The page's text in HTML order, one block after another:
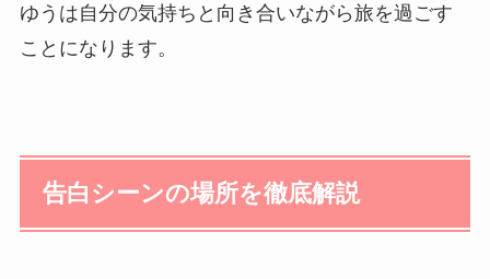
ゆうは自分の気持ちと向き合いながら旅を過ごす
ことになります。
告白シーンの場所を徹底解説